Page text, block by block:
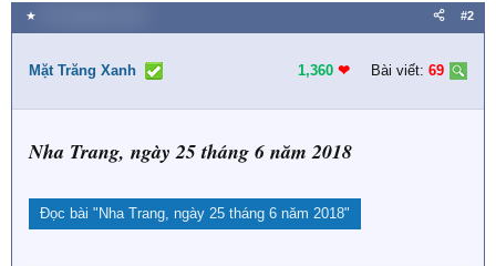
a
c
i
n
:
★ #2
Mặt Trăng Xanh 1,360 ❤︎ Bài viết: 69
Nha Trang, ngày 25 tháng 6 năm 2018
Đọc bài "Nha Trang, ngày 25 tháng 6 năm 2018"